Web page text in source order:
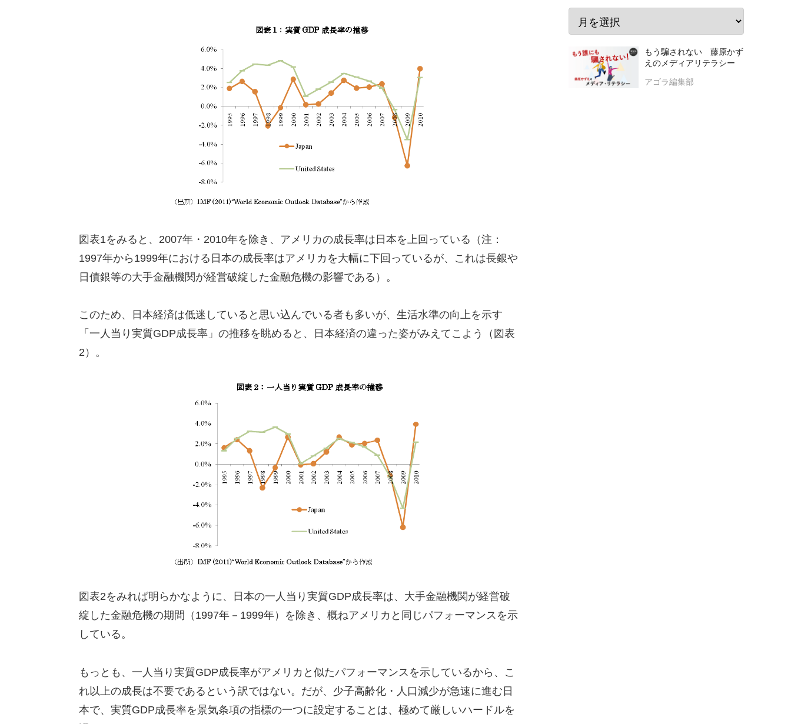
図表1をみると、2007年・2010年を除き、アメリカの成長率は日本を上回っている（注：
1997年から1999年における日本の成長率はアメリカを大幅に下回っているが、これは長銀や
日債銀等の大手金融機関が経営破綻した金融危機の影響である）。
このため、日本経済は低迷していると思い込んでいる者も多いが、生活水準の向上を示す
「一人当り実質GDP成長率」の推移を眺めると、日本経済の違った姿がみえてこよう（図表
2）。
図表2をみれば明らかなように、日本の一人当り実質GDP成長率は、大手金融機関が経営破
綻した金融危機の期間（1997年－1999年）を除き、概ねアメリカと同じパフォーマンスを示
している。
もっとも、一人当り実質GDP成長率がアメリカと似たパフォーマンスを示しているから、こ
れ以上の成長は不要であるという訳ではない。だが、少子高齢化・人口減少が急速に進む日
本で、実質GDP成長率を景気条項の指標の一つに設定することは、極めて厳しいハードルを
もう騙されない 藤原かず
えのメディアリテラシー
アゴラ編集部